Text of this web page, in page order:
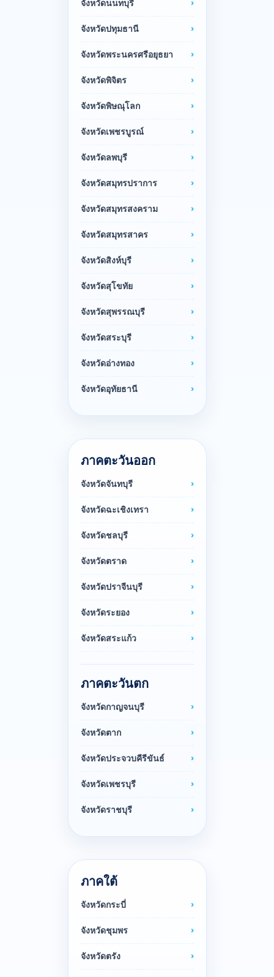
จังหวัดนนทบุรี
จังหวัดปทุมธานี
จังหวัดพระนครศรีอยุธยา
จังหวัดพิจิตร
จังหวัดพิษณุโลก
จังหวัดเพชรบูรณ์
จังหวัดลพบุรี
จังหวัดสมุทรปราการ
จังหวัดสมุทรสงคราม
จังหวัดสมุทรสาคร
จังหวัดสิงห์บุรี
จังหวัดสุโขทัย
จังหวัดสุพรรณบุรี
จังหวัดสระบุรี
จังหวัดอ่างทอง
จังหวัดอุทัยธานี
ภาคตะวันออก
จังหวัดจันทบุรี
จังหวัดฉะเชิงเทรา
จังหวัดชลบุรี
จังหวัดตราด
จังหวัดปราจีนบุรี
จังหวัดระยอง
จังหวัดสระแก้ว
ภาคตะวันตก
จังหวัดกาญจนบุรี
จังหวัดตาก
จังหวัดประจวบคีรีขันธ์
จังหวัดเพชรบุรี
จังหวัดราชบุรี
ภาคใต้
จังหวัดกระบี่
จังหวัดชุมพร
จังหวัดตรัง